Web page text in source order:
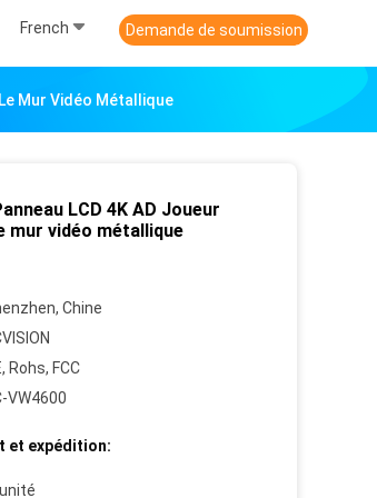
French Demande de soumission
Mur Vidéo Métallique
LCD 4K AD Joueur
mur vidéo métallique
Chine
Rohs, FCC
VW4600
et expédition: